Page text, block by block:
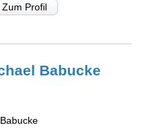
Zum Profil
Babucke